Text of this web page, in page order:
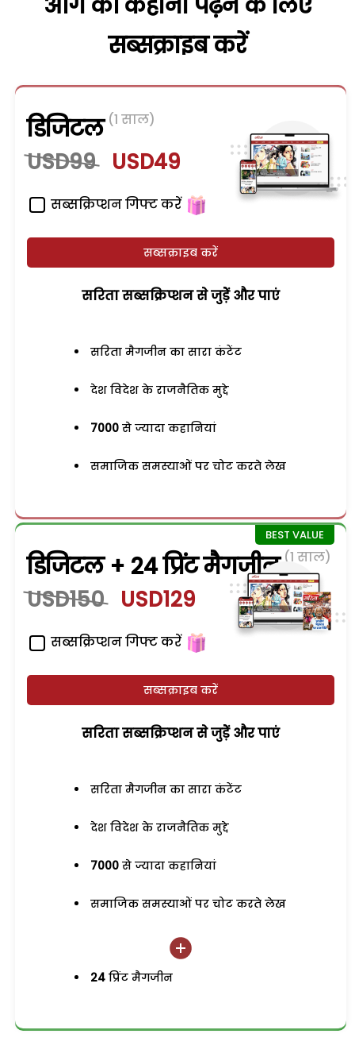
सब्सक्राइब करें
डिजिटल (1 साल)
USD99 USD49
सब्सक्रिप्शन गिफ्ट करें
सब्सक्राइब करें
सरिता सब्सक्रिप्शन से जुड़ेें और पाएं
सरिता मैगजीन का सारा कंटेंट
देश विदेश के राजनैतिक मुद्दे
7000 से ज्यादा कहानियां
समाजिक समस्याओं पर चोट करते लेख
डिजिटल + 24 प्रिंट मैगजीन (1 साल)
USD150 USD129
सब्सक्रिप्शन गिफ्ट करें
सब्सक्राइब करें
सरिता सब्सक्रिप्शन से जुड़ेें और पाएं
सरिता मैगजीन का सारा कंटेंट
देश विदेश के राजनैतिक मुद्दे
7000 से ज्यादा कहानियां
समाजिक समस्याओं पर चोट करते लेख
24 प्रिंट मैगजीन